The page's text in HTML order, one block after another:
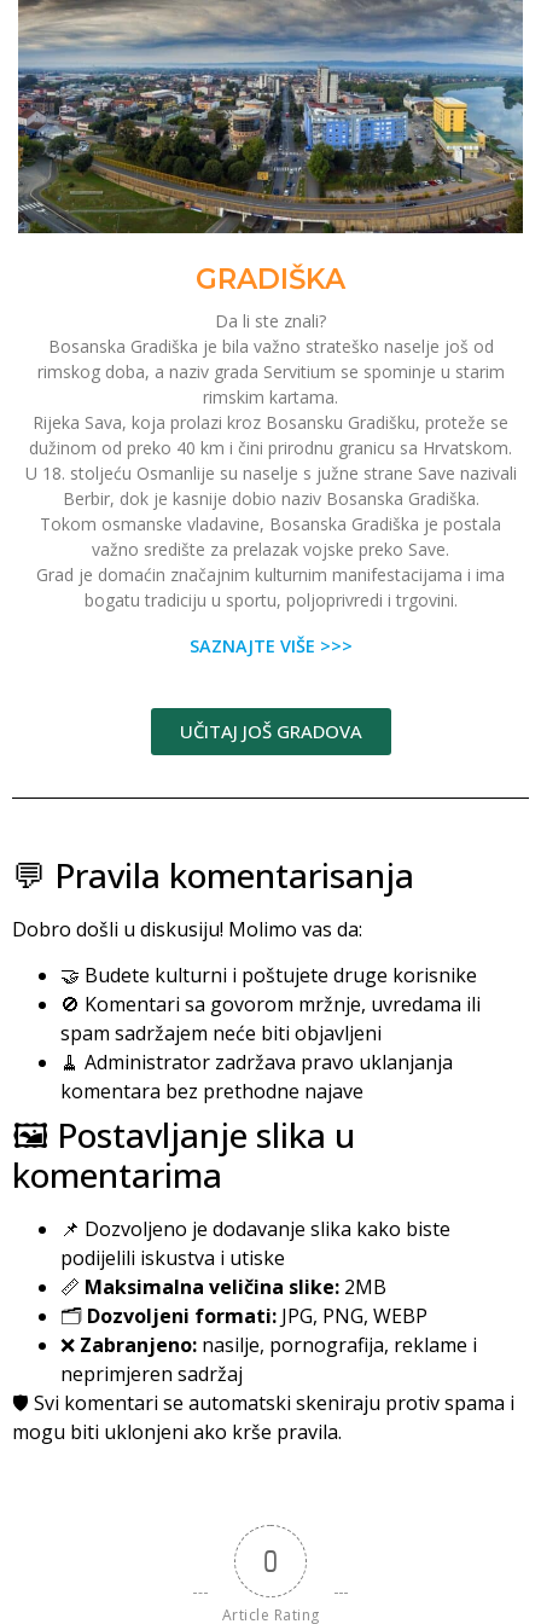
GRADIŠKA
Da li ste znali?
Bosanska Gradiška je bila važno strateško naselje još od
rimskog doba, a naziv grada Servitium se spominje u starim
rimskim kartama.
Rijeka Sava, koja prolazi kroz Bosansku Gradišku, proteže se
dužinom od preko 40 km i čini prirodnu granicu sa Hrvatskom.
U 18. stoljeću Osmanlije su naselje s južne strane Save nazivali
Berbir, dok je kasnije dobio naziv Bosanska Gradiška.
Tokom osmanske vladavine, Bosanska Gradiška je postala
važno središte za prelazak vojske preko Save.
Grad je domaćin značajnim kulturnim manifestacijama i ima
bogatu tradiciju u sportu, poljoprivredi i trgovini.
SAZNAJTE VIŠE >>>
UČITAJ JOŠ GRADOVA
💬 Pravila komentarisanja
Dobro došli u diskusiju! Molimo vas da:
🤝 Budete kulturni i poštujete druge korisnike
🚫 Komentari sa govorom mržnje, uvredama ili
spam sadržajem neće biti objavljeni
🧹 Administrator zadržava pravo uklanjanja
komentara bez prethodne najave
🖼️ Postavljanje slika u
komentarima
📌 Dozvoljeno je dodavanje slika kako biste
podijelili iskustva i utiske
📏 Maksimalna veličina slike: 2MB
🗂️ Dozvoljeni formati: JPG, PNG, WEBP
❌ Zabranjeno: nasilje, pornografija, reklame i
neprimjeren sadržaj
🛡️ Svi komentari se automatski skeniraju protiv spama i
mogu biti uklonjeni ako krše pravila.
0
Article Rating